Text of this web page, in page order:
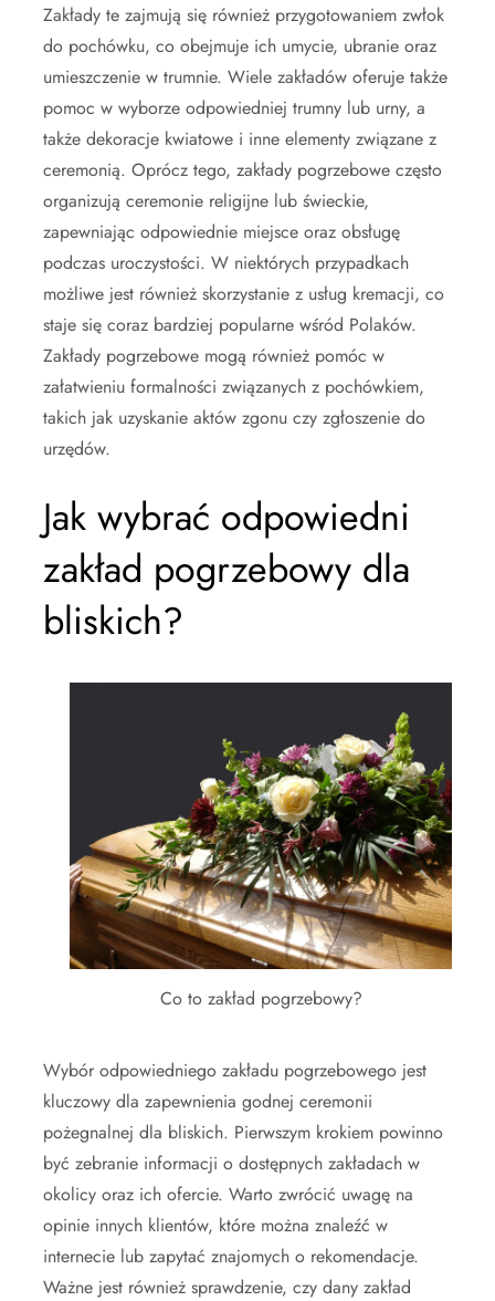
Zakłady te zajmują się również przygotowaniem zwłok
do pochówku, co obejmuje ich umycie, ubranie oraz
umieszczenie w trumnie. Wiele zakładów oferuje także
pomoc w wyborze odpowiedniej trumny lub urny, a
także dekoracje kwiatowe i inne elementy związane z
ceremonią. Oprócz tego, zakłady pogrzebowe często
organizują ceremonie religijne lub świeckie,
zapewniając odpowiednie miejsce oraz obsługę
podczas uroczystości. W niektórych przypadkach
możliwe jest również skorzystanie z usług kremacji, co
staje się coraz bardziej popularne wśród Polaków.
Zakłady pogrzebowe mogą również pomóc w
załatwieniu formalności związanych z pochówkiem,
takich jak uzyskanie aktów zgonu czy zgłoszenie do
urzędów.
Jak wybrać odpowiedni
zakład pogrzebowy dla
bliskich?
Co to zakład pogrzebowy?
Wybór odpowiedniego zakładu pogrzebowego jest
kluczowy dla zapewnienia godnej ceremonii
pożegnalnej dla bliskich. Pierwszym krokiem powinno
być zebranie informacji o dostępnych zakładach w
okolicy oraz ich ofercie. Warto zwrócić uwagę na
opinie innych klientów, które można znaleźć w
internecie lub zapytać znajomych o rekomendacje.
Ważne jest również sprawdzenie, czy dany zakład